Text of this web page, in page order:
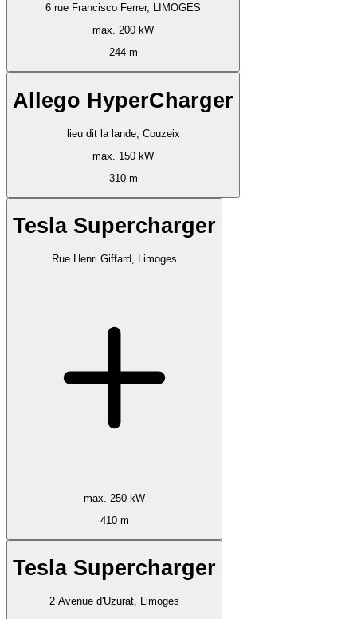
6 rue Francisco Ferrer, LIMOGES
max. 200 kW
244 m
Allego HyperCharger
lieu dit la lande, Couzeix
max. 150 kW
310 m
Tesla Supercharger
Rue Henri Giffard, Limoges
max. 250 kW
410 m
Tesla Supercharger
2 Avenue d'Uzurat, Limoges